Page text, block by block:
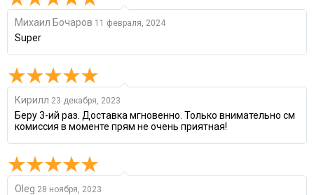
Михаил Бочаров 11 февраля, 2024
Super
Кирилл 23 декабря, 2023
Беру 3-ий раз. Доставка мгновенно. Только внимательно см
комиссия в моменте прям не очень приятная!
Oleg 28 ноября, 2023